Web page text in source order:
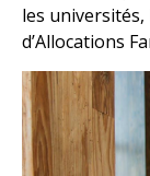
les universités,
d’Allocations